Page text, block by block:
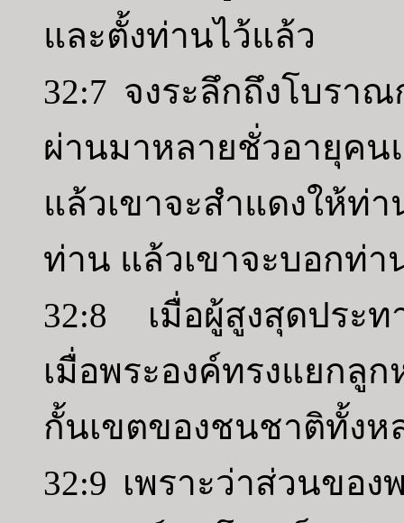
และตั้งท่านไว้แล้ว
32:7 จงระลึกถึงโบรา
ผ่านมาหลายชั่วอายุค
แล้วเขาจะสำแดงให้ท่
ท่าน แล้วเขาจะบอกท่า
32:8 เมื่อผู้สูงสุดประท
เมื่อพระองค์ทรงแยกลู
กั้นเขตของชนชาติทั้งห
32:9 เพราะว่าส่วนขอ